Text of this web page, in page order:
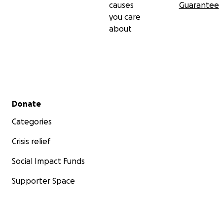
causes
you care
about
Guarantee
Secondary menu
Donate
Categories
Crisis relief
Social Impact Funds
Supporter Space